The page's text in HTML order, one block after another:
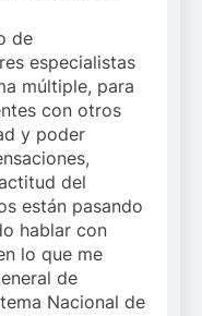
de
especialistas
múltiple, para
con otros
y poder
del
están pasando
hablar con
lo que me
de
Nacional de